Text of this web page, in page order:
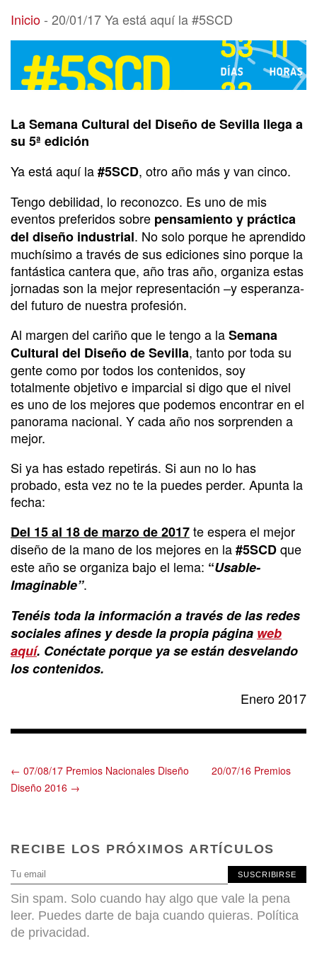
20/01/17 Ya está aquí la #5SCD
Inicio- 20/01/17 Ya está aquí la #5SCD
La Semana Cultural del Diseño de Sevilla llega a
su 5ª edición
Ya está aquí la#5SCD, otro año más y van cinco.
Tengo debilidad, lo reconozco. Es uno de mis
eventos preferidos sobre pensamiento y práctica
del diseño industrial. No solo porque he aprendido
muchísimo a través de sus ediciones sino porque la
fantástica cantera que, año tras año, organiza estas
jornadas son la mejor representación –y esperanza-
del futuro de nuestra profesión.
Al margen del cariño que le tengo a laSemana
Cultural del Diseño de Sevilla, tanto por toda su
gente como por todos los contenidos, soy
totalmente objetivo e imparcial si digo que el nivel
es uno de los mejores que podemos encontrar en el
panorama nacional. Y cada año nos sorprenden a
mejor.
Si ya has estado repetirás. Si aun no lo has
probado, esta vez no te la puedes perder. Apunta la
fecha:
Del 15 al 18 de marzo de 2017te espera el mejor
diseño de la mano de los mejores en la#5SCDque
este año se organiza bajo el lema: “Usable-
Imaginable”.
Tenéis toda la información a través de las redes
sociales afines y desde la propia página web
aquí. Conéctate porque ya se están desvelando
los contenidos.
Enero 2017
← 07/08/17 Premios Nacionales Diseño
20/07/16 Premios
Diseño 2016 →
RECIBE LOS PRÓXIMOS ARTÍCULOS
SUSCRIBIRSE
Sin spam. Solo cuando hay algo que vale la pena
leer. Puedes darte de baja cuando quieras. Política
de privacidad.